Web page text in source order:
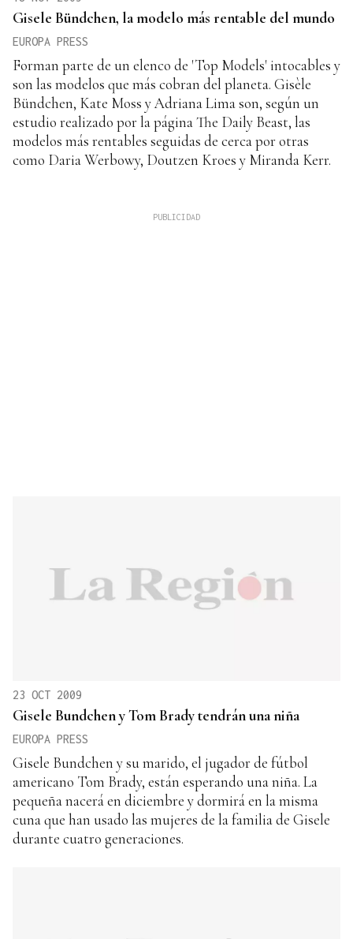
Gisele Bündchen, la modelo más rentable del mundo
EUROPA PRESS
Forman parte de un elenco de 'Top Models' intocables y
son las modelos que más cobran del planeta. Gisèle
Bündchen, Kate Moss y Adriana Lima son, según un
estudio realizado por la página The Daily Beast, las
modelos más rentables seguidas de cerca por otras
como Daria Werbowy, Doutzen Kroes y Miranda Kerr.
23 OCT 2009
Gisele Bundchen y Tom Brady tendrán una niña
EUROPA PRESS
Gisele Bundchen y su marido, el jugador de fútbol
americano Tom Brady, están esperando una niña. La
pequeña nacerá en diciembre y dormirá en la misma
cuna que han usado las mujeres de la familia de Gisele
durante cuatro generaciones.